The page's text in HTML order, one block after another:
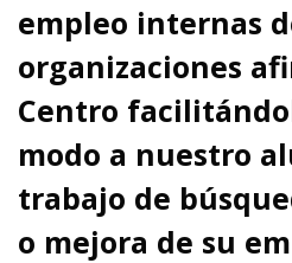
empleo internas
organizaciones
Centro
modo a nuestro
trabajo de
o mejora de su